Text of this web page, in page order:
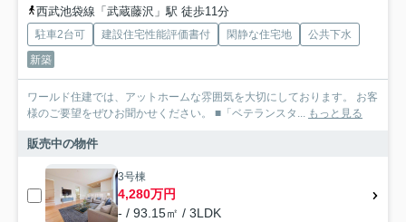
西武池袋線「武蔵藤沢」駅 徒歩11分
駐車2台可 建設住宅性能評価書付 閑静な住宅地
公共下水
新築
ワールド住建では、アットホームな雰囲気を大切にしております。 お客
様のご要望をぜひお聞かせください。 ■「ベテランスタ... もっと見る
販売中の物件
3号棟
4,280万円
- / 93.15㎡ / 3LDK